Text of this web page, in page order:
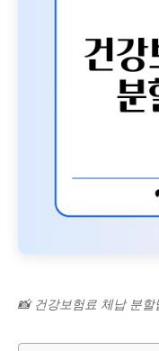
📸 건강보험료 체납 분